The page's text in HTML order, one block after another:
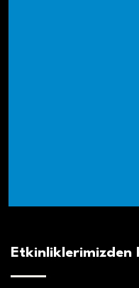
Etkinliklerimizden